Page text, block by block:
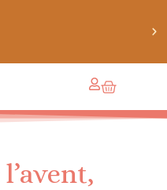
ton prochain achat de